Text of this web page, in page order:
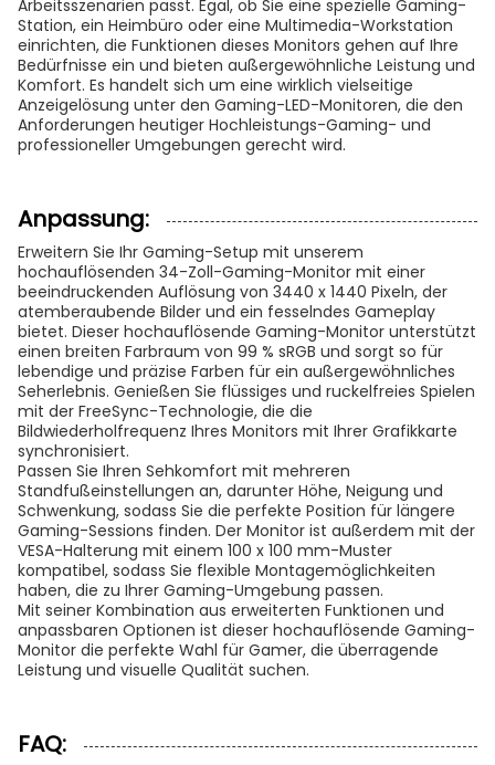
Arbeitsszenarien passt. Egal, ob Sie eine spezielle Gaming-
Station, ein Heimbüro oder eine Multimedia-Workstation
einrichten, die Funktionen dieses Monitors gehen auf Ihre
Bedürfnisse ein und bieten außergewöhnliche Leistung und
Komfort. Es handelt sich um eine wirklich vielseitige
Anzeigelösung unter den Gaming-LED-Monitoren, die den
Anforderungen heutiger Hochleistungs-Gaming- und
professioneller Umgebungen gerecht wird.
Anpassung:
Erweitern Sie Ihr Gaming-Setup mit unserem
hochauflösenden 34-Zoll-Gaming-Monitor mit einer
beeindruckenden Auflösung von 3440 x 1440 Pixeln, der
atemberaubende Bilder und ein fesselndes Gameplay
bietet. Dieser hochauflösende Gaming-Monitor unterstützt
einen breiten Farbraum von 99 % sRGB und sorgt so für
lebendige und präzise Farben für ein außergewöhnliches
Seherlebnis. Genießen Sie flüssiges und ruckelfreies Spielen
mit der FreeSync-Technologie, die die
Bildwiederholfrequenz Ihres Monitors mit Ihrer Grafikkarte
synchronisiert.
Passen Sie Ihren Sehkomfort mit mehreren
Standfußeinstellungen an, darunter Höhe, Neigung und
Schwenkung, sodass Sie die perfekte Position für längere
Gaming-Sessions finden. Der Monitor ist außerdem mit der
VESA-Halterung mit einem 100 x 100 mm-Muster
kompatibel, sodass Sie flexible Montagemöglichkeiten
haben, die zu Ihrer Gaming-Umgebung passen.
Mit seiner Kombination aus erweiterten Funktionen und
anpassbaren Optionen ist dieser hochauflösende Gaming-
Monitor die perfekte Wahl für Gamer, die überragende
Leistung und visuelle Qualität suchen.
FAQ: